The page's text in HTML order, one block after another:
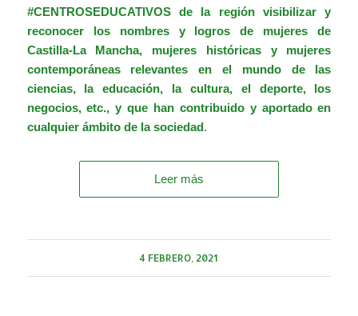
#CENTROSEDUCATIVOSde la región visibilizar y
reconocer los nombres y logros de mujeres de
Castilla-La Mancha, mujeres históricas y mujeres
contemporáneas relevantes en el mundo de las
ciencias, la educación, la cultura, el deporte, los
negocios, etc., y que han contribuido y aportado en
cualquier ámbito de la sociedad.
Leer más
4 FEBRERO, 2021